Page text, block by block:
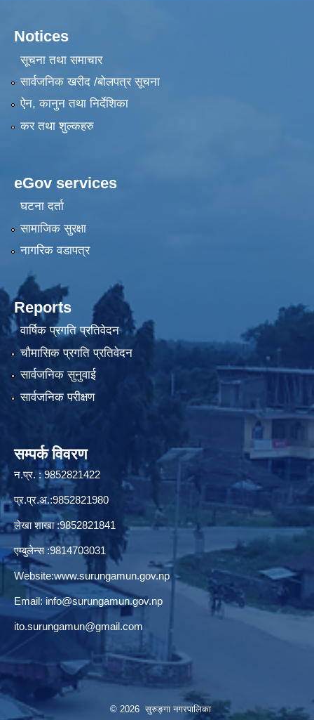
Notices
सूचना तथा समाचार
सार्वजनिक खरीद /बोलपत्र सूचना
ऐन, कानुन तथा निर्देशिका
कर तथा शुल्कहरु
eGov services
घटना दर्ता
सामाजिक सुरक्षा
नागरिक वडापत्र
Reports
वार्षिक प्रगति प्रतिवेदन
चौमासिक प्रगति प्रतिवेदन
सार्वजनिक सुनुवाई
सार्वजनिक परीक्षण
सम्पर्क विवरण
न.प्र. : 9852821422
प्र.प्र.अ.:9852821980
लेखा शाखा :9852821841
एम्बुलेन्स :9814703031
Website:www.surungamun.gov.np
Email: info@surungamun.gov.np
ito.surungamun@gmail.com
© 2026 सुरुङ्‍गा नगरपालिका